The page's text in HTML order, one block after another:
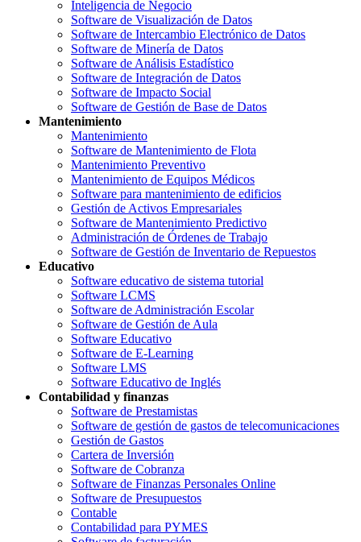
Inteligencia de Negocio
Software de Visualización de Datos
Software de Intercambio Electrónico de Datos
Software de Minería de Datos
Software de Análisis Estadístico
Software de Integración de Datos
Software de Impacto Social
Software de Gestión de Base de Datos
Mantenimiento
Mantenimiento
Software de Mantenimiento de Flota
Mantenimiento Preventivo
Mantenimiento de Equipos Médicos
Software para mantenimiento de edificios
Gestión de Activos Empresariales
Software de Mantenimiento Predictivo
Administración de Órdenes de Trabajo
Software de Gestión de Inventario de Repuestos
Educativo
Software educativo de sistema tutorial
Software LCMS
Software de Administración Escolar
Software de Gestión de Aula
Software Educativo
Software de E-Learning
Software LMS
Software Educativo de Inglés
Contabilidad y finanzas
Software de Prestamistas
Software de gestión de gastos de telecomunicaciones
Gestión de Gastos
Cartera de Inversión
Software de Cobranza
Software de Finanzas Personales Online
Software de Presupuestos
Contable
Contabilidad para PYMES